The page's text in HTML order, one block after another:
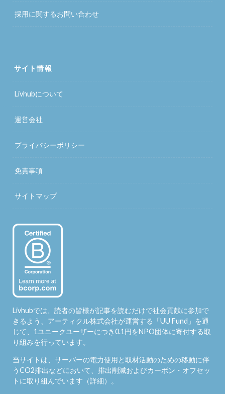
採用に関するお問い合わせ
サイト情報
Livhubについて
運営会社
プライバシーポリシー
免責事項
サイトマップ
Livhubでは、読者の皆様が記事を読むだけで社会貢献に参加で
きるよう、アーティクル株式会社が運営する「UU Fund 」を通
じて、1ユニークユーザーにつき0.1円をNPO団体に寄付する取
り組みを行っています。
当サイトは、サーバーの電力使用と取材活動のための移動に伴
うCO2排出などにおいて、排出削減およびカーボン・オフセッ
トに取り組んでいます（詳細）。